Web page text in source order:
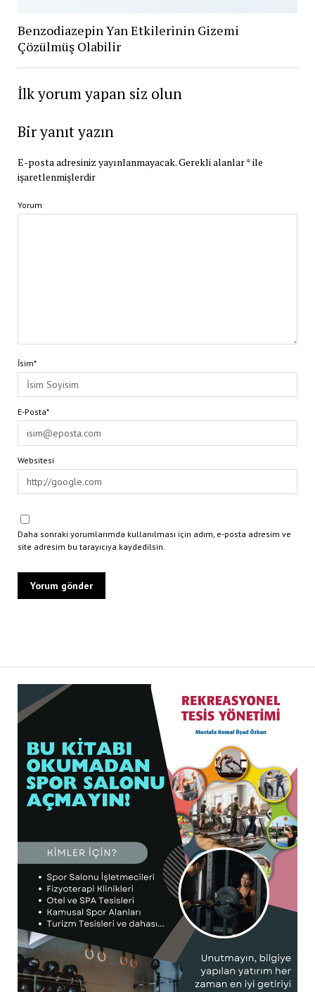
Benzodiazepin Yan Etkilerinin Gizemi
Çözülmüş Olabilir
İlk yorum yapan siz olun
Bir yanıt yazın
E-posta adresiniz yayınlanmayacak.Gerekli alanlar*ile
işaretlenmişlerdir
Yorum
İsim*
E-Posta*
Websitesi
Daha sonraki yorumlarımda kullanılması için adım, e-posta adresim ve
site adresim bu tarayıcıya kaydedilsin.